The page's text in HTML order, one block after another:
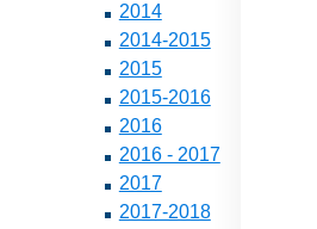
2014
2014-2015
2015
2015-2016
2016
2016 - 2017
2017
2017-2018